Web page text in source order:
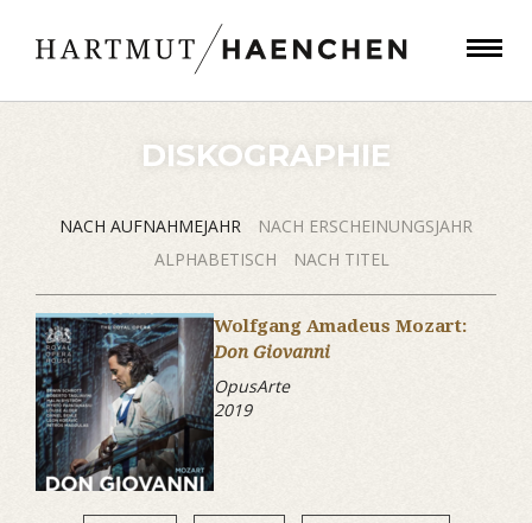
DISKOGRAPHIE
NACH AUFNAHMEJAHR
NACH ERSCHEINUNGSJAHR
ALPHABETISCH
NACH TITEL
Wolfgang Amadeus Mozart:
Don Giovanni
OpusArte
2019